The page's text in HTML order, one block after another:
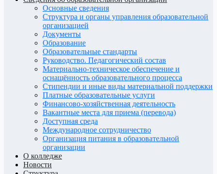
Основные сведения
Структура и органы управления образовательной
организацией
Документы
Образование
Образовательные стандарты
Руководство. Педагогический состав
Материально-техническое обеспечение и
оснащённость образовательного процесса
Стипендии и иные виды материальной поддержки
Платные образовательные услуги
Финансово-хозяйственная деятельность
Вакантные места для приема (перевода)
Доступная среда
Международное сотрудничество
Организация питания в образовательной
организации
О колледже
Новости